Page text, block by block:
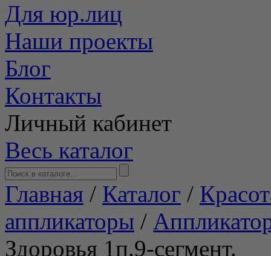
Для юр.лиц
Наши проекты
Блог
Контакты
Личный кабинет
Весь каталог
Главная / Каталог /
аппликаторы /
Здоровья 1п.9-сегмент.